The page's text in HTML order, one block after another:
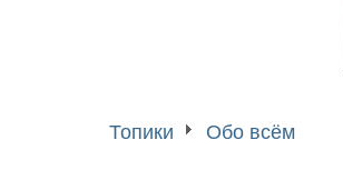
Топики Обо всём